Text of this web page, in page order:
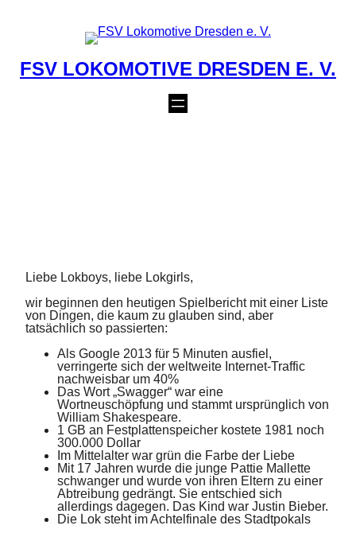
FSV LOKOMOTIVE DRESDEN E. V.
Liebe Lokboys, liebe Lokgirls,
wir beginnen den heutigen Spielbericht mit einer Liste
von Dingen, die kaum zu glauben sind, aber
tatsächlich so passierten:
Als Google 2013 für 5 Minuten ausfiel,
verringerte sich der weltweite Internet-Traffic
nachweisbar um 40%
Das Wort „Swagger“ war eine
Wortneuschöpfung und stammt ursprünglich von
William Shakespeare.
1 GB an Festplattenspeicher kostete 1981 noch
300.000 Dollar
Im Mittelalter war grün die Farbe der Liebe
Mit 17 Jahren wurde die junge Pattie Mallette
schwanger und wurde von ihren Eltern zu einer
Abtreibung gedrängt. Sie entschied sich
allerdings dagegen. Das Kind war Justin Bieber.
Die Lok steht im Achtelfinale des Stadtpokals